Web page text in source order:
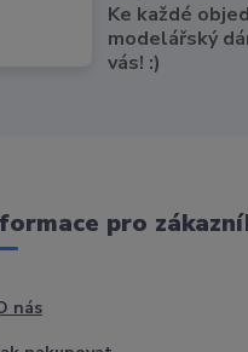
Ke každé
modelářský
vás! :)
pro
nás